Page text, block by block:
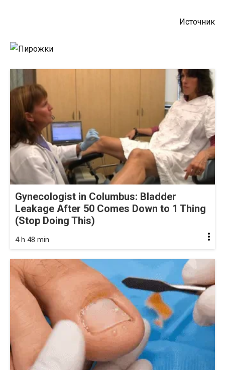
Источник
Gynecologist in Columbus: Bladder
Leakage After 50 Comes Down to 1 Thing
(Stop Doing This)
4 h 48 min